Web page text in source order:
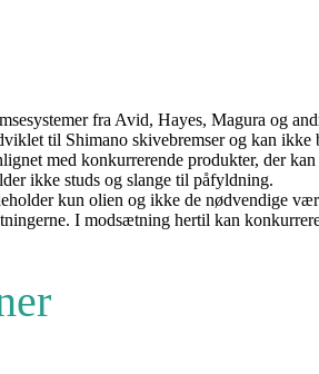
fra Avid, Hayes, Magura og
til Shimano skivebremser og kan ikke
med konkurrerende produkter, der
ikke studs og slange til påfyldning.
kun olien og ikke de nødvendige
I modsætning hertil kan